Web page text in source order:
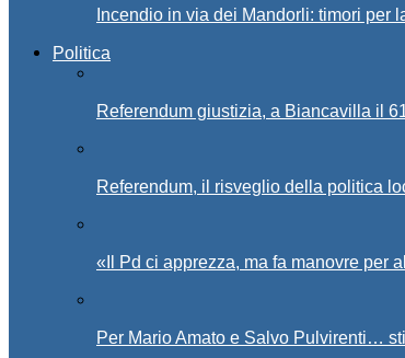
Incendio in via dei Mandorli: timori per
Politica
Referendum giustizia, a Biancavilla il
Referendum, il risveglio della politica
«Il Pd ci apprezza, ma fa manovre per
Per Mario Amato e Salvo Pulvirenti…